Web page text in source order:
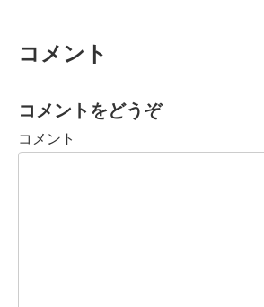
コメント
コメントをどうぞ
コメント